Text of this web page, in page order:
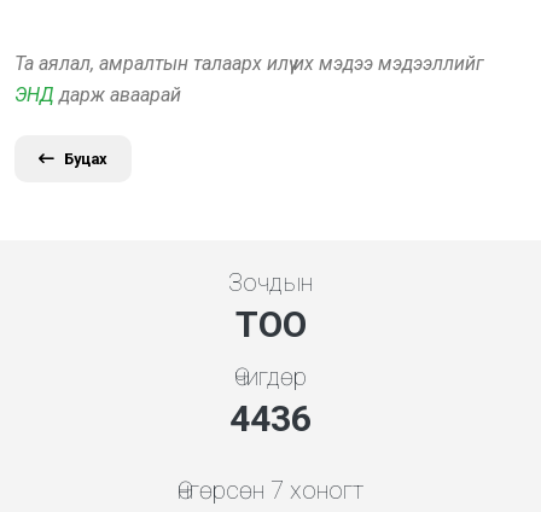
Та аялал, амралтын талаарх илүү их мэдээ мэдээллийг
ЭНД дарж аваарай
Буцах
Зочдын
ТОО
Өчигдөр
4948
Өнгөрсөн 7 хоногт